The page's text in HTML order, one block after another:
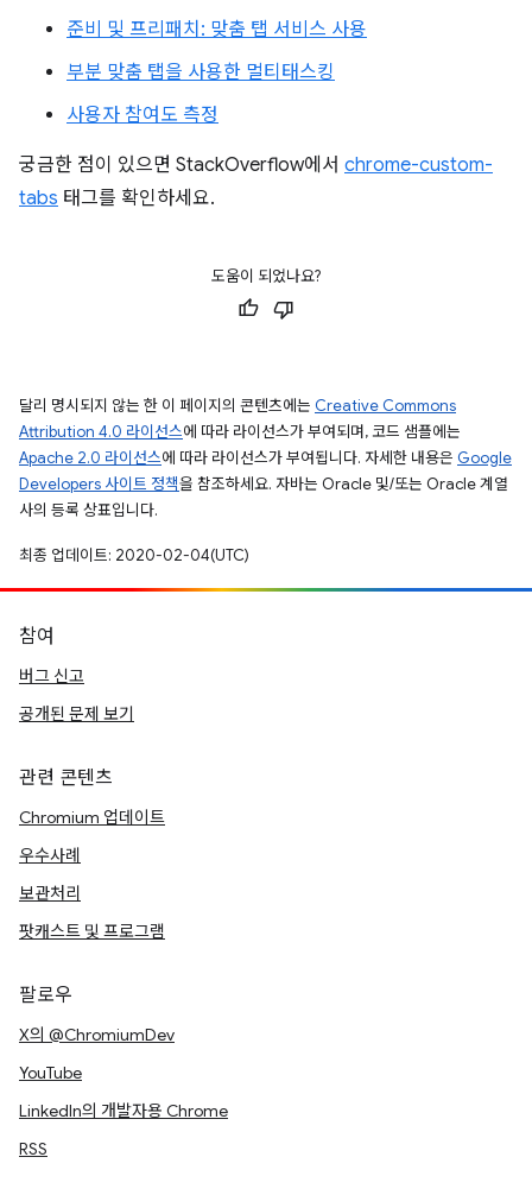
준비 및 프리패치: 맞춤 탭 서비스 사용
부분 맞춤 탭을 사용한 멀티태스킹
사용자 참여도 측정
궁금한 점이 있으면 StackOverflow에서 chrome-custom-
tabs 태그를 확인하세요.
도움이 되었나요?
달리 명시되지 않는 한 이 페이지의 콘텐츠에는 Creative Commons
Attribution 4.0 라이선스에 따라 라이선스가 부여되며, 코드 샘플에는
Apache 2.0 라이선스에 따라 라이선스가 부여됩니다. 자세한 내용은 Google
Developers 사이트 정책을 참조하세요. 자바는 Oracle 및/또는 Oracle 계열
사의 등록 상표입니다.
최종 업데이트: 2020-02-04(UTC)
참여
버그 신고
공개된 문제 보기
관련 콘텐츠
Chromium 업데이트
우수사례
보관처리
팟캐스트 및 프로그램
팔로우
X의 @ChromiumDev
YouTube
LinkedIn의 개발자용 Chrome
RSS